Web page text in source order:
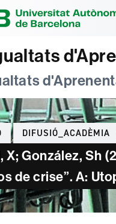
DIFUSIÓ_ACADÈMIA
X; González, Sh
de crise”. A: